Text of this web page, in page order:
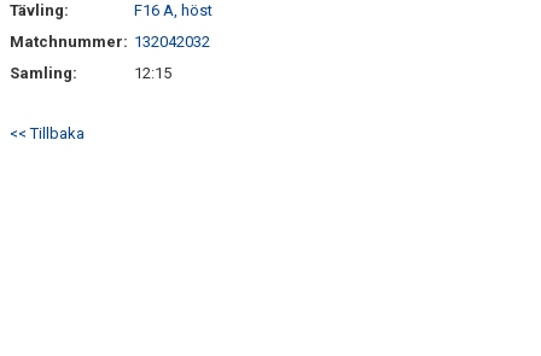
SÄSONGSPLANERING
Tävling:
F16 A, höst
Matchnummer: 132042032
Samling:
12:15
<< Tillbaka